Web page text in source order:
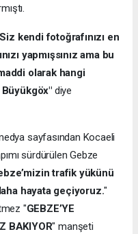
kendi fotoğrafınızı en
yapmışsınız ama bu
olarak hangi
Büyükgöx" diye
sayfasından Kocaeli
sürdürülen Gebze
trafik yükünü
hayata geçiyoruz."
"GEBZE’YE
BAKIYOR" manşeti